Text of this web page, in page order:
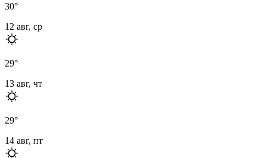
30°
12 авг, ср
29°
13 авг, чт
29°
14 авг, пт